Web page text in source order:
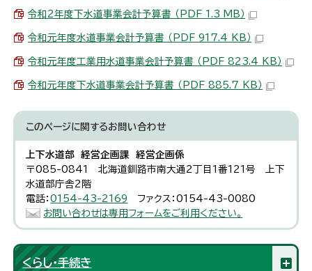
令和2年度下水道事業会計予算書 （PDF 1.3 MB）
令和元年度水道事業会計予算書 （PDF 917.4 KB）
令和元年度工業用水道事業会計予算書 （PDF 823.4 KB）
令和元年度下水道事業会計予算書 （PDF 885.7 KB）
このページに関するお問い合わせ
上下水道部 経営企画課 経営企画係
〒085-0841 北海道釧路市南大通2丁目1番121号 上下
水道部庁舎2階
電話：0154-43-2169
ファクス：0154-43-0080
お問い合わせは専用フォームをご利用ください。
くらし・手続き